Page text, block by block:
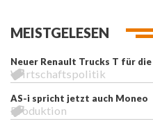
MEISTGELESEN
Neuer Renault Trucks T für
Wirtschaftspolitik
AS-i spricht jetzt auch Moneo
Produktion